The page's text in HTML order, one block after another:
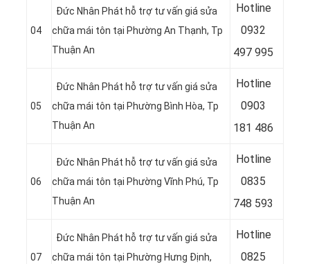
04
Đức Nhân Phát hỗ trợ tư vấn giá sửa
chữa mái tôn tại Phường An Thạnh, Tp
Thuận An
Hotline
0932
497 995
05
Đức Nhân Phát hỗ trợ tư vấn giá sửa
chữa mái tôn tại Phường Bình Hòa, Tp
Thuận An
Hotline
0903
181 486
06
Đức Nhân Phát hỗ trợ tư vấn giá sửa
chữa mái tôn tại Phường Vĩnh Phú, Tp
Thuận An
Hotline
0835
748 593
07
Đức Nhân Phát hỗ trợ tư vấn giá sửa
chữa mái tôn tại Phường Hưng Định,
Hotline
0825